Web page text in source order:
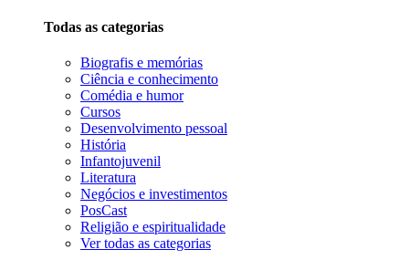
Todas as categorias
Biografis e memórias
Ciência e conhecimento
Comédia e humor
Cursos
Desenvolvimento pessoal
História
Infantojuvenil
Literatura
Negócios e investimentos
PosCast
Religião e espiritualidade
Ver todas as categorias